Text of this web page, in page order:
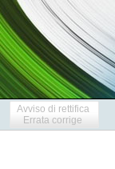
Avviso di rettifica
Errata corrige